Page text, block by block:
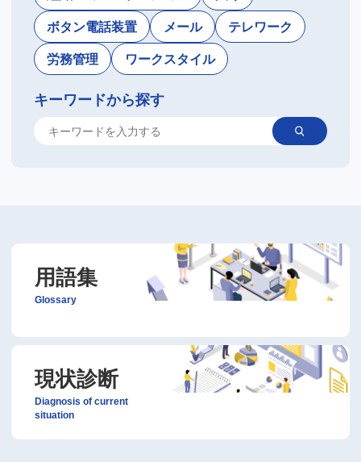
ボタン電話装置 メール テレワーク
労務管理 ワークスタイル
キーワードから探す
用語集
Glossary
現状診断
Diagnosis of current
situation